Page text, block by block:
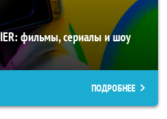
фильмы, сериалы и шоу
ПОДРОБНЕЕ